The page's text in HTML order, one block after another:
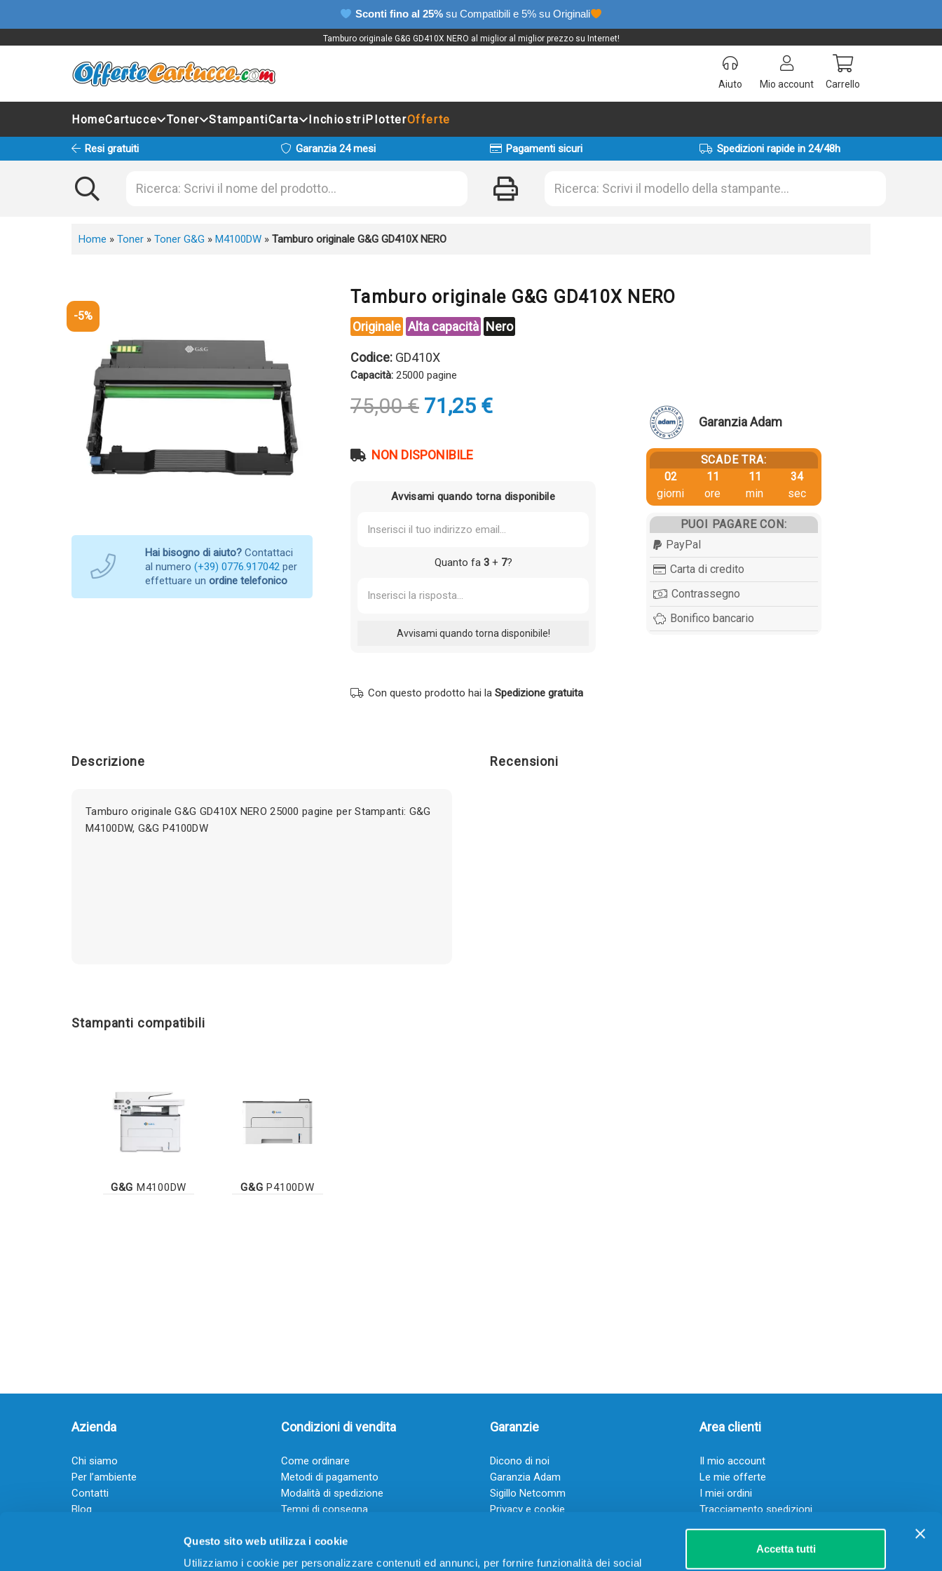
Questo sito web utilizza i cookie
Utilizziamo i cookie per personalizzare contenuti ed annunci, per fornire funzionalità dei social
Accetta tutti
Sconti fino al 25% su Compatibili e 5% su Originali
Tamburo originale G&G GD410X NERO al miglior al miglior prezzo su Internet!
Aiuto Mio account Carrello
HomeCartucce Toner StampantiCarta InchiostriPlotterOfferte
Resi gratuiti Garanzia 24 mesi Pagamenti sicuri Spedizioni rapide in 24/48h
Home » Toner » Toner G&G » M4100DW » Tamburo originale G&G GD410X NERO
-5%
Hai bisogno di aiuto? Contattaci
al numero (+39) 0776.917042 per
effettuare un ordine telefonico
Tamburo originale G&G GD410X NERO
Originale Alta capacità Nero
Codice: GD410X
Capacità: 25000 pagine
75,00€ Il
prezzo
era:
71,25 €Il
NON DISPONIBILE
Avvisami quando torna disponibile
Quanto fa 3+ 7?
Con questo prodotto hai la Spedizione gratuita
Garanzia Adam
SCADE TRA:
02
giorni
11
ore
11
min
34
sec
PUOI PAGARE CON:
PayPal
Carta di credito
Contrassegno
Bonifico bancario
Descrizione
Tamburo originale G&G GD410X NERO 25000 pagine per Stampanti: G&G
M4100DW, G&G P4100DW
Recensioni
Stampanti compatibili
G&G M4100DW G&G P4100DW
Azienda
Chi siamo
Per l’ambiente
Contatti
Blog
Guadagna con il Dropship
Condizioni di vendita
Come ordinare
Metodi di pagamento
Modalità di spedizione
Tempi di consegna
Garanzie
Dicono di noi
Garanzia Adam
Sigillo Netcomm
Privacy e cookie
Area clienti
Il mio account
Le mie offerte
I miei ordini
Tracciamento spedizioni
Resi
Servizio clienti